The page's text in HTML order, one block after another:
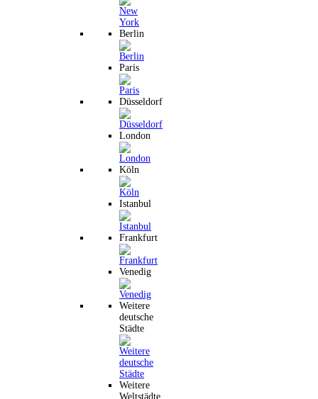
Berlin
Paris
Düsseldorf
London
Köln
Istanbul
Frankfurt
Venedig
Weitere
deutsche
Städte
Weitere
Weltstädte